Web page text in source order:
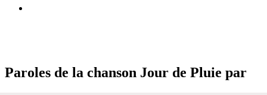
Paroles de la chanson Jour de Pluie par